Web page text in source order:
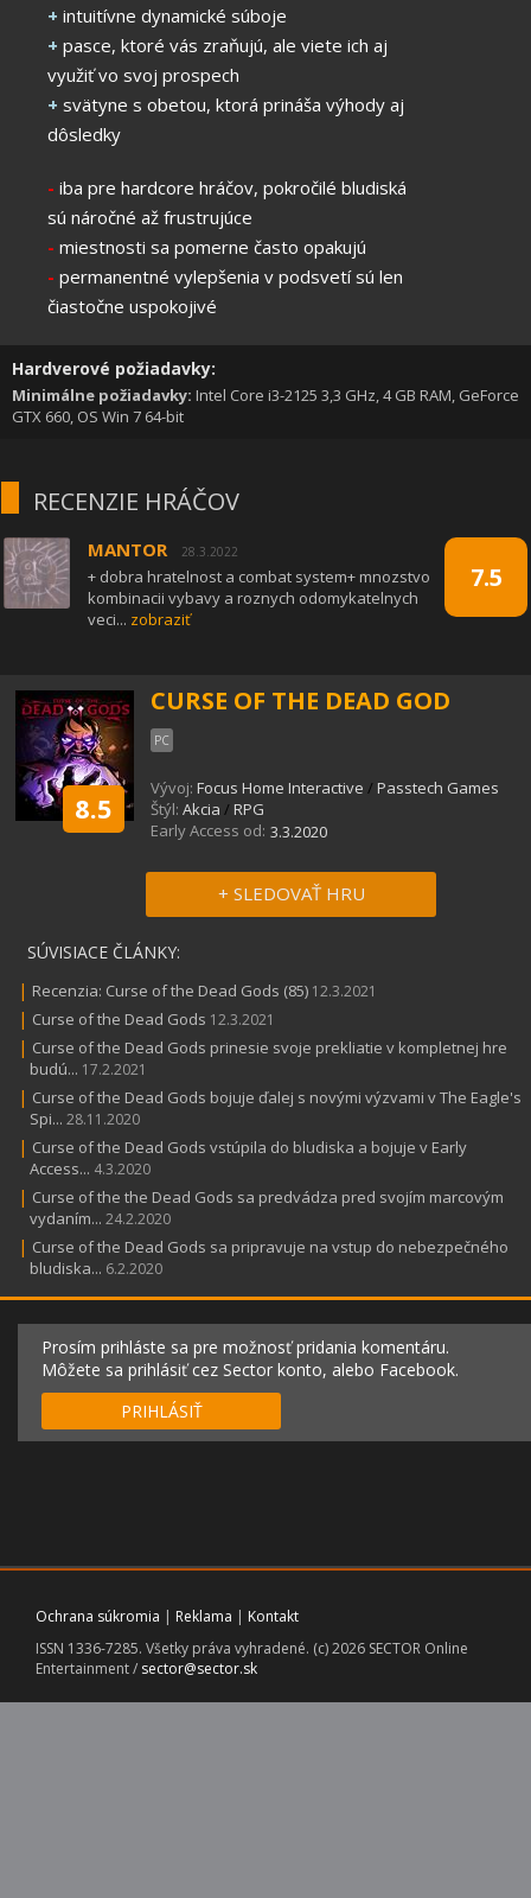
+ intuitívne dynamické súboje
+ pasce, ktoré vás zraňujú, ale viete ich aj
využiť vo svoj prospech
+ svätyne s obetou, ktorá prináša výhody aj
dôsledky
- iba pre hardcore hráčov, pokročilé bludiská
sú náročné až frustrujúce
- miestnosti sa pomerne často opakujú
- permanentné vylepšenia v podsvetí sú len
čiastočne uspokojivé
Hardverové požiadavky:
Minimálne požiadavky: Intel Core i3-2125 3,3 GHz, 4 GB RAM, GeForce
GTX 660, OS Win 7 64-bit
RECENZIE HRÁČOV
7.5
MANTOR 28.3.2022
+ dobra hratelnost a combat system+ mnozstvo
kombinacii vybavy a roznych odomykatelnych
veci... zobraziť
8.5
CURSE OF THE DEAD GOD
PC
Vývoj: Focus Home Interactive / Passtech Games
Štýl: Akcia / RPG
Early Access od: 3.3.2020
+ SLEDOVAŤ HRU
SÚVISIACE ČLÁNKY:
| Recenzia: Curse of the Dead Gods (85) 12.3.2021
| Curse of the Dead Gods 12.3.2021
| Curse of the Dead Gods prinesie svoje prekliatie v kompletnej hre
budú... 17.2.2021
| Curse of the Dead Gods bojuje ďalej s novými výzvami v The Eagle's
Spi... 28.11.2020
| Curse of the Dead Gods vstúpila do bludiska a bojuje v Early
Access... 4.3.2020
| Curse of the the Dead Gods sa predvádza pred svojím marcovým
vydaním... 24.2.2020
| Curse of the Dead Gods sa pripravuje na vstup do nebezpečného
bludiska... 6.2.2020
Prosím prihláste sa pre možnosť pridania komentáru.
Môžete sa prihlásiť cez Sector konto, alebo Facebook.
PRIHLÁSIŤ
Ochrana súkromia | Reklama | Kontakt
ISSN 1336-7285. Všetky práva vyhradené. (c) 2026 SECTOR Online
Entertainment / sector@sector.sk